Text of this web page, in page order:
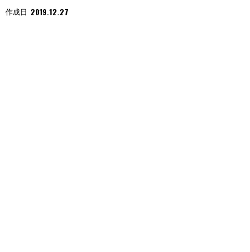
作成日 2019.12.27